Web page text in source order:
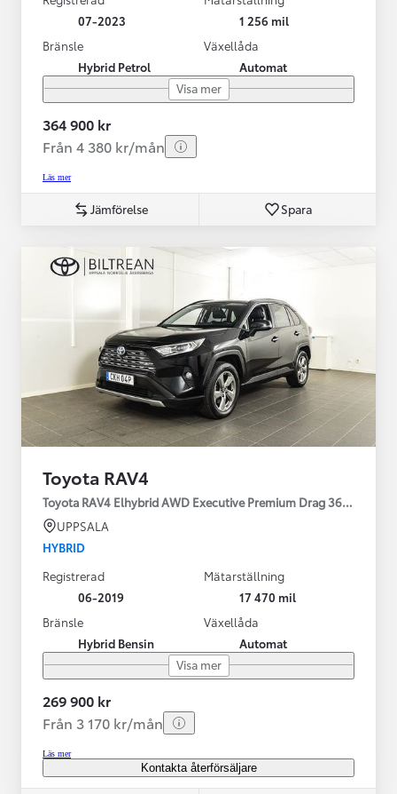
07-2023
1 256 mil
Bränsle
Hybrid Petrol
Växellåda
Automat
Visa mer
364 900 kr
Från 4 380 kr/mån
Läs mer
Jämförelse Spara
Toyota RAV4
Toyota RAV4 Elhybrid AWD Executive Premium Drag 360-kamera
UPPSALA
HYBRID
Registrerad
06-2019
Mätarställning
17 470 mil
Bränsle
Hybrid Bensin
Växellåda
Automat
Visa mer
269 900 kr
Från 3 170 kr/mån
Läs mer
Kontakta återförsäljare